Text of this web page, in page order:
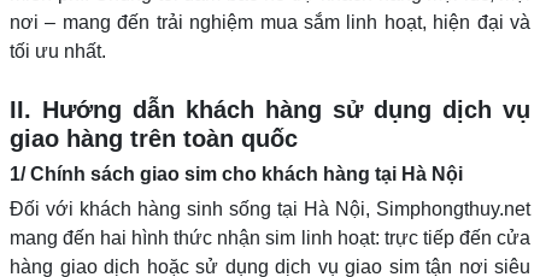
nơi – mang đến trải nghiệm mua sắm linh hoạt, hiện đại và
tối ưu nhất.
II. Hướng dẫn khách hàng sử dụng dịch vụ
giao hàng trên toàn quốc
1/ Chính sách giao sim cho khách hàng tại Hà Nội
Đối với khách hàng sinh sống tại Hà Nội, Simphongthuy.net
mang đến hai hình thức nhận sim linh hoạt: trực tiếp đến cửa
hàng giao dịch hoặc sử dụng dịch vụ giao sim tận nơi siêu